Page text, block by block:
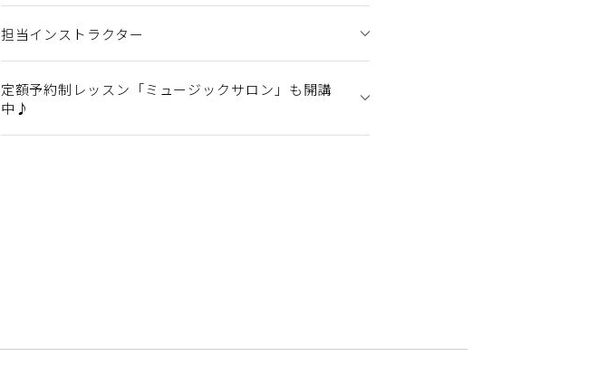
担当インストラクター
定額予約制レッスン「ミュージックサロン」も開講
中♪